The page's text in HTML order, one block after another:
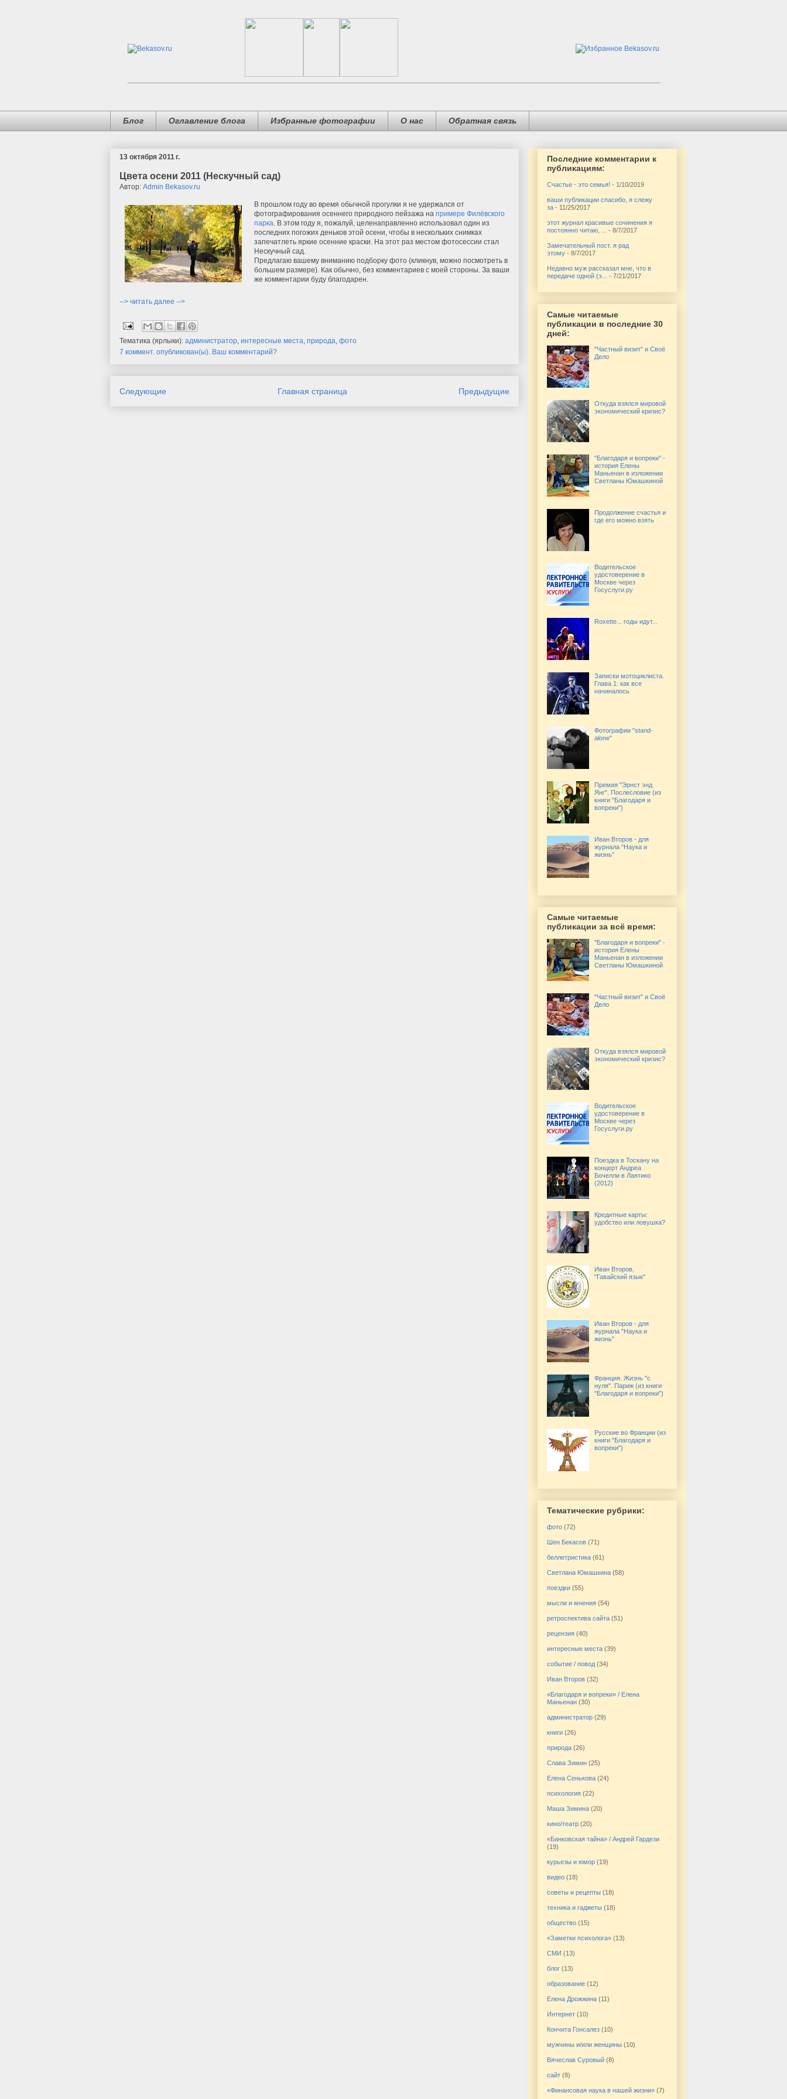
Блог Оглавление блога Избранные фотографии О нас Обратная связь
13 октября 2011 г.
Цвета осени 2011 (Нескучный сад)
Автор: Admin Bekasov.ru
В прошлом году во время обычной прогулки я не удержался от
фотографирования осеннего природного пейзажа на примере Филёвского
парка . В этом году я, пожалуй, целенаправленно использовал один из
последних погожих деньков этой осени, чтобы в нескольких снимках
запечатлеть яркие осенние краски. На этот раз местом фотосессии стал
Нескучный сад.
Предлагаю вашему вниманию подборку фото (кликнув, можно посмотреть в
большем размере). Как обычно, без комментариев с моей стороны. За ваши
же комментарии буду благодарен.
--> читать далее -->
Тематика (ярлыки): администратор интересные места природа фото
7 коммент. опубликован(ы). Ваш комментарий?
Следующие Предыдущие
Главная страница
Последние комментарии к
публикациям:
Счастье - это семья! - 1/10/2019
ваши публикации спасибо, я слежу
за - 11/25/2017
этот журнал красивые сочинения я
постоянно читаю, ...
- 8/7/2017
Замечательный пост. я рад
этому - 8/7/2017
Недавно муж рассказал мне, что в
передаче одной (э...
- 7/21/2017
Самые читаемые
публикации в последние 30
дней:
"Частный визит" и Своё
Дело
Откуда взялся мировой
экономический кризис?
"Благодаря и вопреки" -
история Елены
Маньенан в изложении
Светланы Юмашкиной
Продолжение счастья и
где его можно взять
Водительское
удостоверение в
Москве через
Госуслуги.ру
Roxette... годы идут...
Записки мотоциклиста.
Глава 1: как все
начиналось
Фотографии "stand-
alone"
Премия "Эрнст энд
Янг". Послесловие (из
книги "Благодаря и
вопреки")
Иван Второв - для
журнала "Наука и
жизнь"
Самые читаемые
публикации за всё время:
"Благодаря и вопреки" -
история Елены
Маньенан в изложении
Светланы Юмашкиной
"Частный визит" и Своё
Дело
Откуда взялся мировой
экономический кризис?
Водительское
удостоверение в
Москве через
Госуслуги.ру
Поездка в Тоскану на
концерт Андреа
Бочелли в Лаятико
(2012)
Кредитные карты:
удобство или ловушка?
Иван Второв,
"Гавайский язык"
Иван Второв - для
журнала "Наука и
жизнь"
Франция. Жизнь "с
нуля". Париж (из книги
"Благодаря и вопреки")
Русские во Франции (из
книги "Благодаря и
вопреки")
Тематические рубрики:
фото (72)
Шен Бекасов (71)
беллетристика (61)
Светлана Юмашкина (58)
поездки (55)
мысли и мнения (54)
ретроспектива сайта (51)
рецензия (40)
интересные места (39)
событие / повод (34)
Иван Второв (32)
«Благодаря и вопреки» / Елена
Маньенан (30)
администратор (29)
книги (26)
природа (26)
Слава Зимин (25)
Елена Сенькова (24)
психология (22)
Маша Зимина (20)
кино/театр (20)
«Банковская тайна» / Андрей Гардези
(19)
курьезы и юмор (19)
видео (18)
советы и рецепты (18)
техника и гаджеты (18)
общество (15)
«Заметки психолога» (13)
СМИ (13)
блог (13)
образование (12)
Елена Дрожжина (11)
Интернет (10)
Кончита Гонсалез (10)
мужчины и/или женщины (10)
Вячеслав Суровый (8)
сайт (8)
«Финансовая наука в нашей жизни» (7)